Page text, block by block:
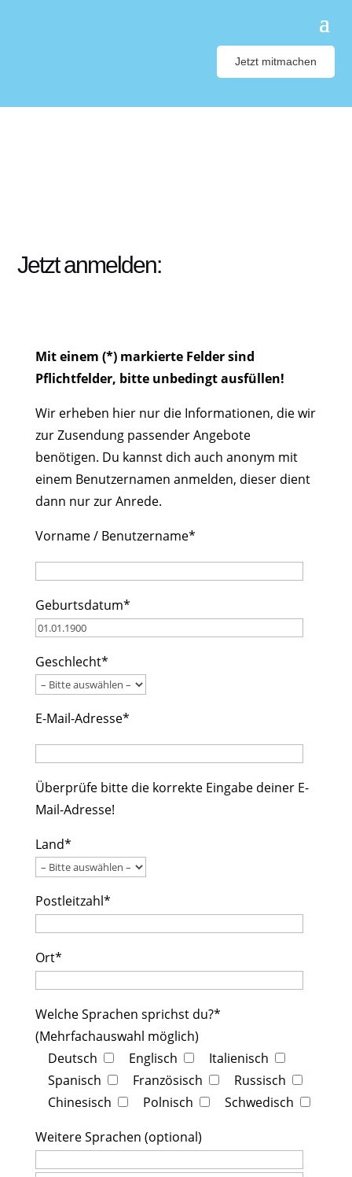
Jetzt mitmachen
Jetzt anmelden:
Mit einem (*) markierte Felder sind
Pflichtfelder, bitte unbedingt ausfüllen!
Wir erheben hier nur die Informationen, die wir
zur Zusendung passender Angebote
benötigen. Du kannst dich auch anonym mit
einem Benutzernamen anmelden, dieser dient
dann nur zur Anrede.
Vorname / Benutzername*
Geburtsdatum*
Geschlecht*
E-Mail-Adresse*
Überprüfe bitte die korrekte Eingabe deiner E-
Mail-Adresse!
Land*
Postleitzahl*
Ort*
Welche Sprachen sprichst du?*
(Mehrfachauswahl möglich)
Deutsch
Englisch
Italienisch
Spanisch
Französisch
Russisch
Chinesisch
Polnisch
Schwedisch
Weitere Sprachen (optional)